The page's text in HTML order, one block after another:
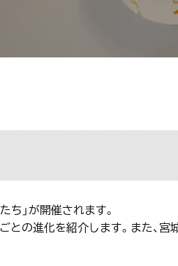
」が開催されます。
との進化を紹介します。また、宮